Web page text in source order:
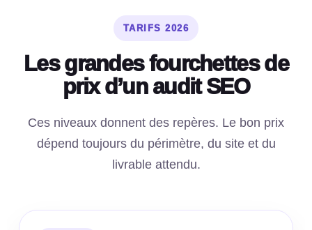
TARIFS 2026
Les grandes fourchettes de
prix d’un audit SEO
Ces niveaux donnent des repères. Le bon prix
dépend toujours du périmètre, du site et du
livrable attendu.